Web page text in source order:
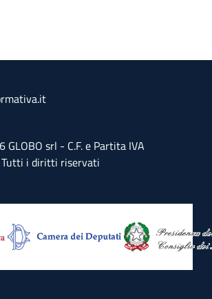
srl - C.F. e Partita IVA
i diritti riservati